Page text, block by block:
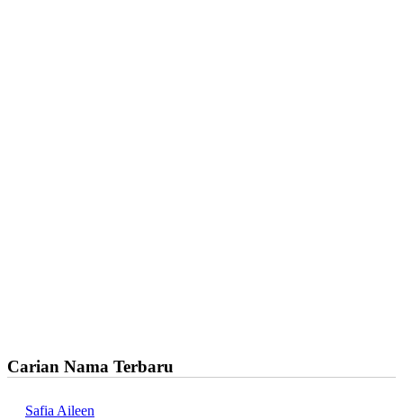
Carian Nama Terbaru
Safia Aileen